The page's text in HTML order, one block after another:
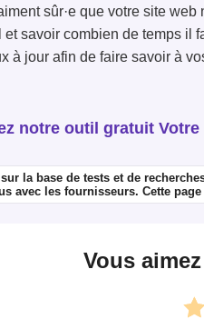
sûr·e que votre site
savoir combien de temps il
à jour afin de faire savoir à
notre outil gratuit
la base de tests et de
avec les fournisseurs. Cette
Vous